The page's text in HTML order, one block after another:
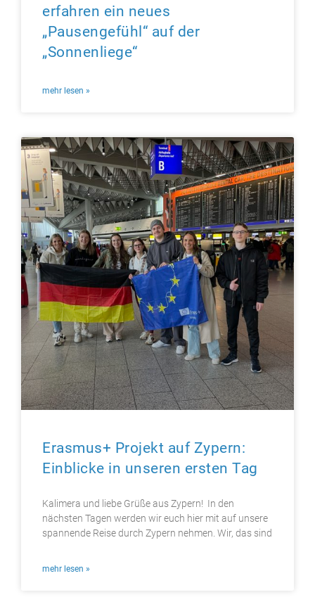
erfahren ein neues
„Pausengefühl“ auf der
„Sonnenliege“
mehr lesen »
Erasmus+ Projekt auf Zypern:
Einblicke in unseren ersten Tag ​
Kalimera und liebe Grüße aus Zypern! In den
nächsten Tagen werden wir euch hier mit auf unsere
spannende Reise durch Zypern nehmen. Wir, das sind
mehr lesen »